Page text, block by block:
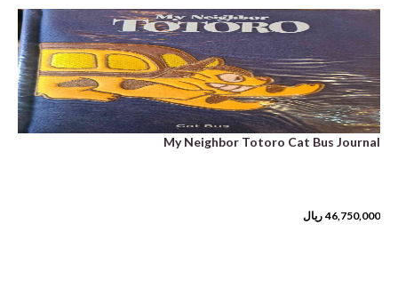
My Neighbor Totoro Cat Bus Journal
46,750,000 ریال